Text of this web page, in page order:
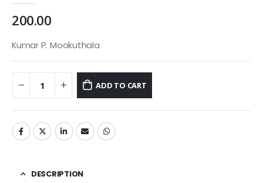
200.00
Kumar P. Mookuthala
ADD TO CART
DESCRIPTION